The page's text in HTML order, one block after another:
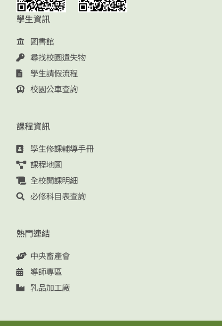
學生資訊
圖書館
尋找校園遺失物
學生請假流程
校園公車查詢
課程資訊
學生修課輔導手冊
課程地圖
全校開課明細
必修科目表查詢
熱門連結
中央畜產會
導師專區
乳品加工廠